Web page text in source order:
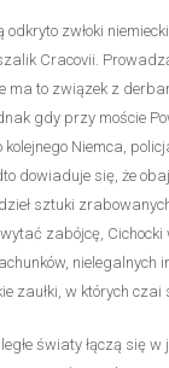
odkryto zwłoki
Cracovii.
ma to związek z
gdy przy moście
kolejnego Niemca,
dowiaduje się, że
sztuki
zabójcę, Cichocki
nielegalnych
zaułki, w których czai
światy łączą się w